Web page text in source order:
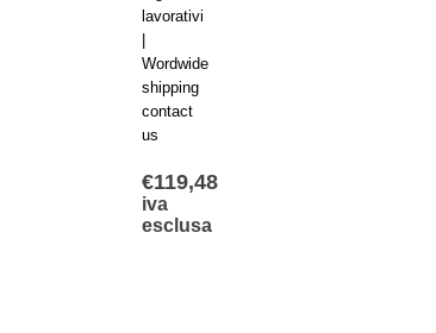
lavorativi
Wordwide
shipping
contact
us
€119,48
iva
esclusa